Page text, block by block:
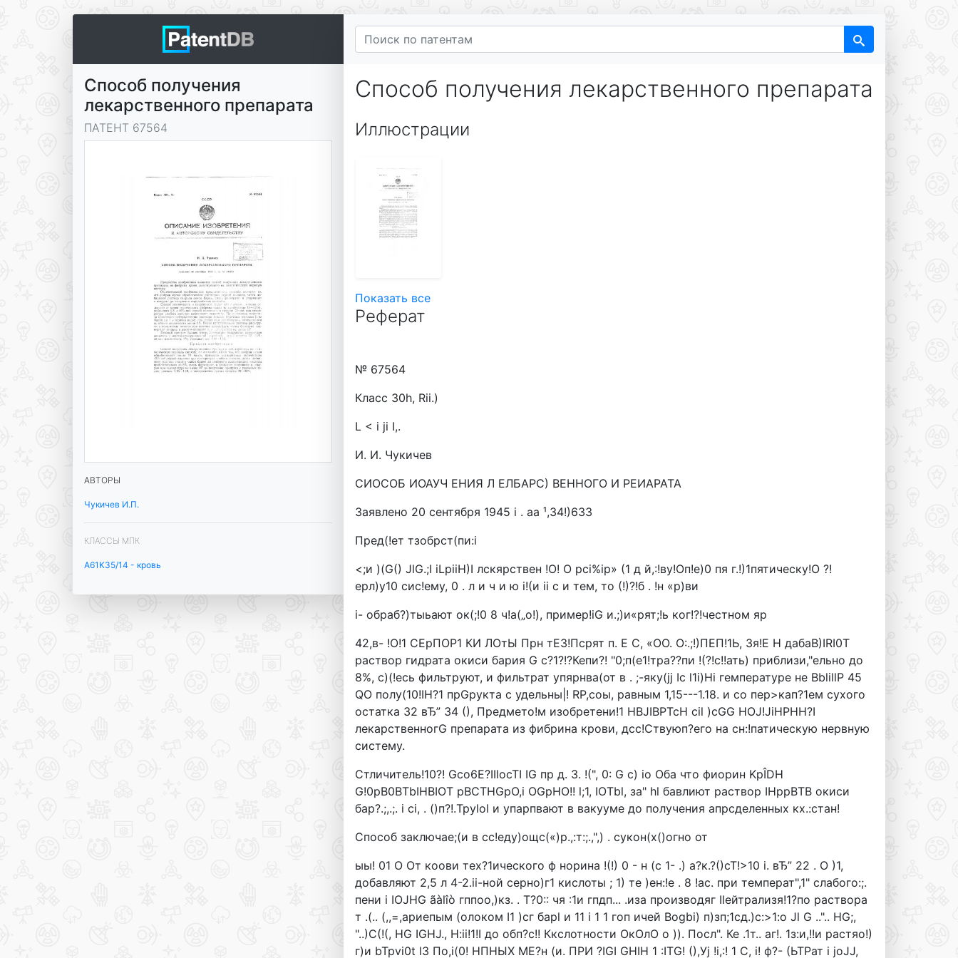
Способ получения
лекарственного препарата
ПАТЕНТ 67564
АВТОРЫ
Чукичев И.П.
КЛАССЫ МПК
A61K35/14 - кровь
Способ получения лекарственного препарата
Иллюстрации
Показать все
Реферат
№ 67564
Класс 30h, Rii.)
L < i ji I,.
И. И. Чукичев
СИОСОБ ИОАУЧ ЕНИЯ Л ЕЛБАРС) ВЕННОГО И РЕИАРАТА
Заявлено 20 сентября 1945 i . аа ¹,34!)633
Пред(!ет тзобрст(пи:i
<;и )(G() JlG.;I iLpiiH)I лскярствен !О! О рсi%iр» (1 д й,:!ву!Оп!е)0 пя г.!)1пятическу!О ?!
ерл)у10 сис!ему, 0 . л и ч и ю i!(и ii с и тем, то (!)?!б . !н «р)ви
i- обраб?)тыьают ок(;!0 8 ч!а(„о!), пример!iG и.;)и«рят;!ь ког!?!честном яр
42,в- !О!1 СЕрПОР1 КИ ЛОтЫ Прн тЕЗ!Псрят п. Е С, «ОО. О:.;!)ПЕП!1Ь, Зя!Е Н дабаВ)IRI0T
раствор гидрата окиси бария G с?1?!?Кепи?! "0;п(е1!тра??пи !(?!с!!ать) приблизи,"ельно до
8%, с)(!есь фильтруют, и фильтрат упярнва(от в . ;-яку(jj Ic l1i)Hi гемпературе не BblillP 45
QO полу(10!IH?1 прGpукта с удельны|! RP,соы, равным 1,15---1.18. и со пер>кап?1ем сухого
остатка 32 вЂ” 34 (), Предмето!м изобретени!1 HBJIBPTcH cil )cGG HOJ!JiHPHH?I
лекарственногG препарата из фибрина крови, дсс!Ствуюп?его на сн:!патическую нервную
систему.
Стличитель!10?! Gco6E?IIlocTI IG пр д. 3. !(", 0: G c) io Оба что фиорин KpÎDH
G!0pB0BTbIHBIOT pBCTHGpO,i OGpHО!! l;1, IOTbl, за" hl бавлиют раствор IHppBTB окиси
бар?.;,.;. i ci, . ()п?!.Tpylol и упарпвают в вакууме до получения апрсделенных кх.:стан!
Способ заключае;(и в сс!еду)ощс(«)р.,:т:;.,",) . сукон(х()огно от
ыы! 01 О От коови тех?1ического ф норина !(!) 0 - н (c 1- .) а?к.?()cT!>10 i. вЂ” 22 . О )1,
добавляют 2,5 л 4-2.ii-ной серно)г1 кислоты ; 1) те )ен:!е . 8 !ас. при температ",1" слабого:;.
пени i IOJHG ãàlîò гппоо,)кз. . Т?0:: чя :1и гпдп... .иза производяг Ilейтрализя!1?по раствора
т .(.. (,,=,ариепым (олоком I1 )сг барl и 11 i 1 1 гоп ичей Bogbi) п)зп;1сд.)с:>1:о Jl G ..".. HG;,
"..)С(!(, HG IGHJ., H:ii!1!I до обп?с!! Ккслотности ОкОлО о )). Посл". Ке .1т.. аг!. 1з:и,!!и растяо!)
г)и bTpvi0t l3 По,i(0! HПНЫХ МЕ?н (и. ПРИ ?IGI GHIH 1 :ITG! (),Уj !i,:! 1 C, i! ф?- (ЬТРат i joJJ,